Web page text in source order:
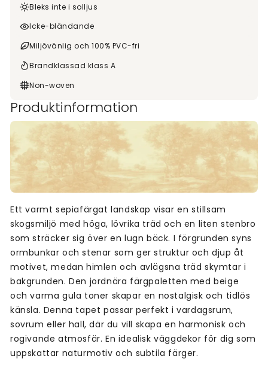
Bleks inte i solljus
Icke-bländande
Miljövänlig och 100% PVC-fri
Brandklassad klass A
Non-woven
Produktinformation
Ett varmt sepiafärgat landskap visar en stillsam
skogsmiljö med höga, lövrika träd och en liten stenbro
som sträcker sig över en lugn bäck. I förgrunden syns
ormbunkar och stenar som ger struktur och djup åt
motivet, medan himlen och avlägsna träd skymtar i
bakgrunden. Den jordnära färgpaletten med beige
och varma gula toner skapar en nostalgisk och tidlös
känsla. Denna tapet passar perfekt i vardagsrum,
sovrum eller hall, där du vill skapa en harmonisk och
rogivande atmosfär. En idealisk väggdekor för dig som
uppskattar naturmotiv och subtila färger.